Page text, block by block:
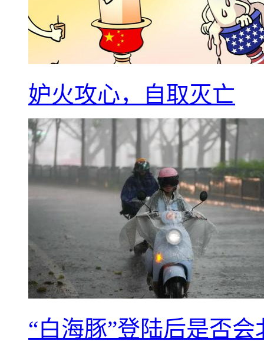
妒火攻心，自取灭亡
“白海豚”登陆后是否